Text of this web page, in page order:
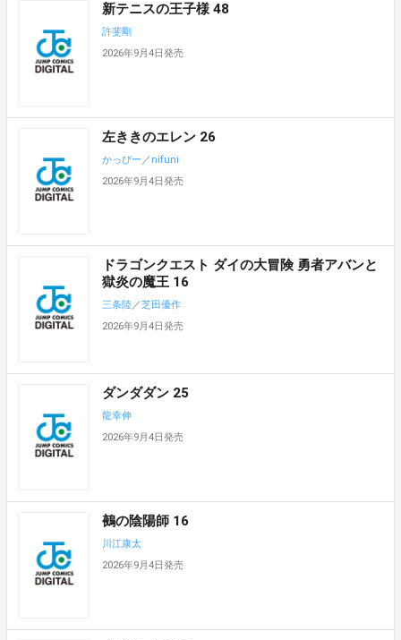
新テニスの王子様 48
許斐剛
2026年9月4日発売
左ききのエレン 26
かっぴー ／ nifuni
2026年9月4日発売
ドラゴンクエスト ダイの大冒険 勇者アバンと
獄炎の魔王 16
三条陸／芝田優作
2026年9月4日発売
ダンダダン 25
龍幸伸
2026年9月4日発売
鵺の陰陽師 16
川江康太
2026年9月4日発売